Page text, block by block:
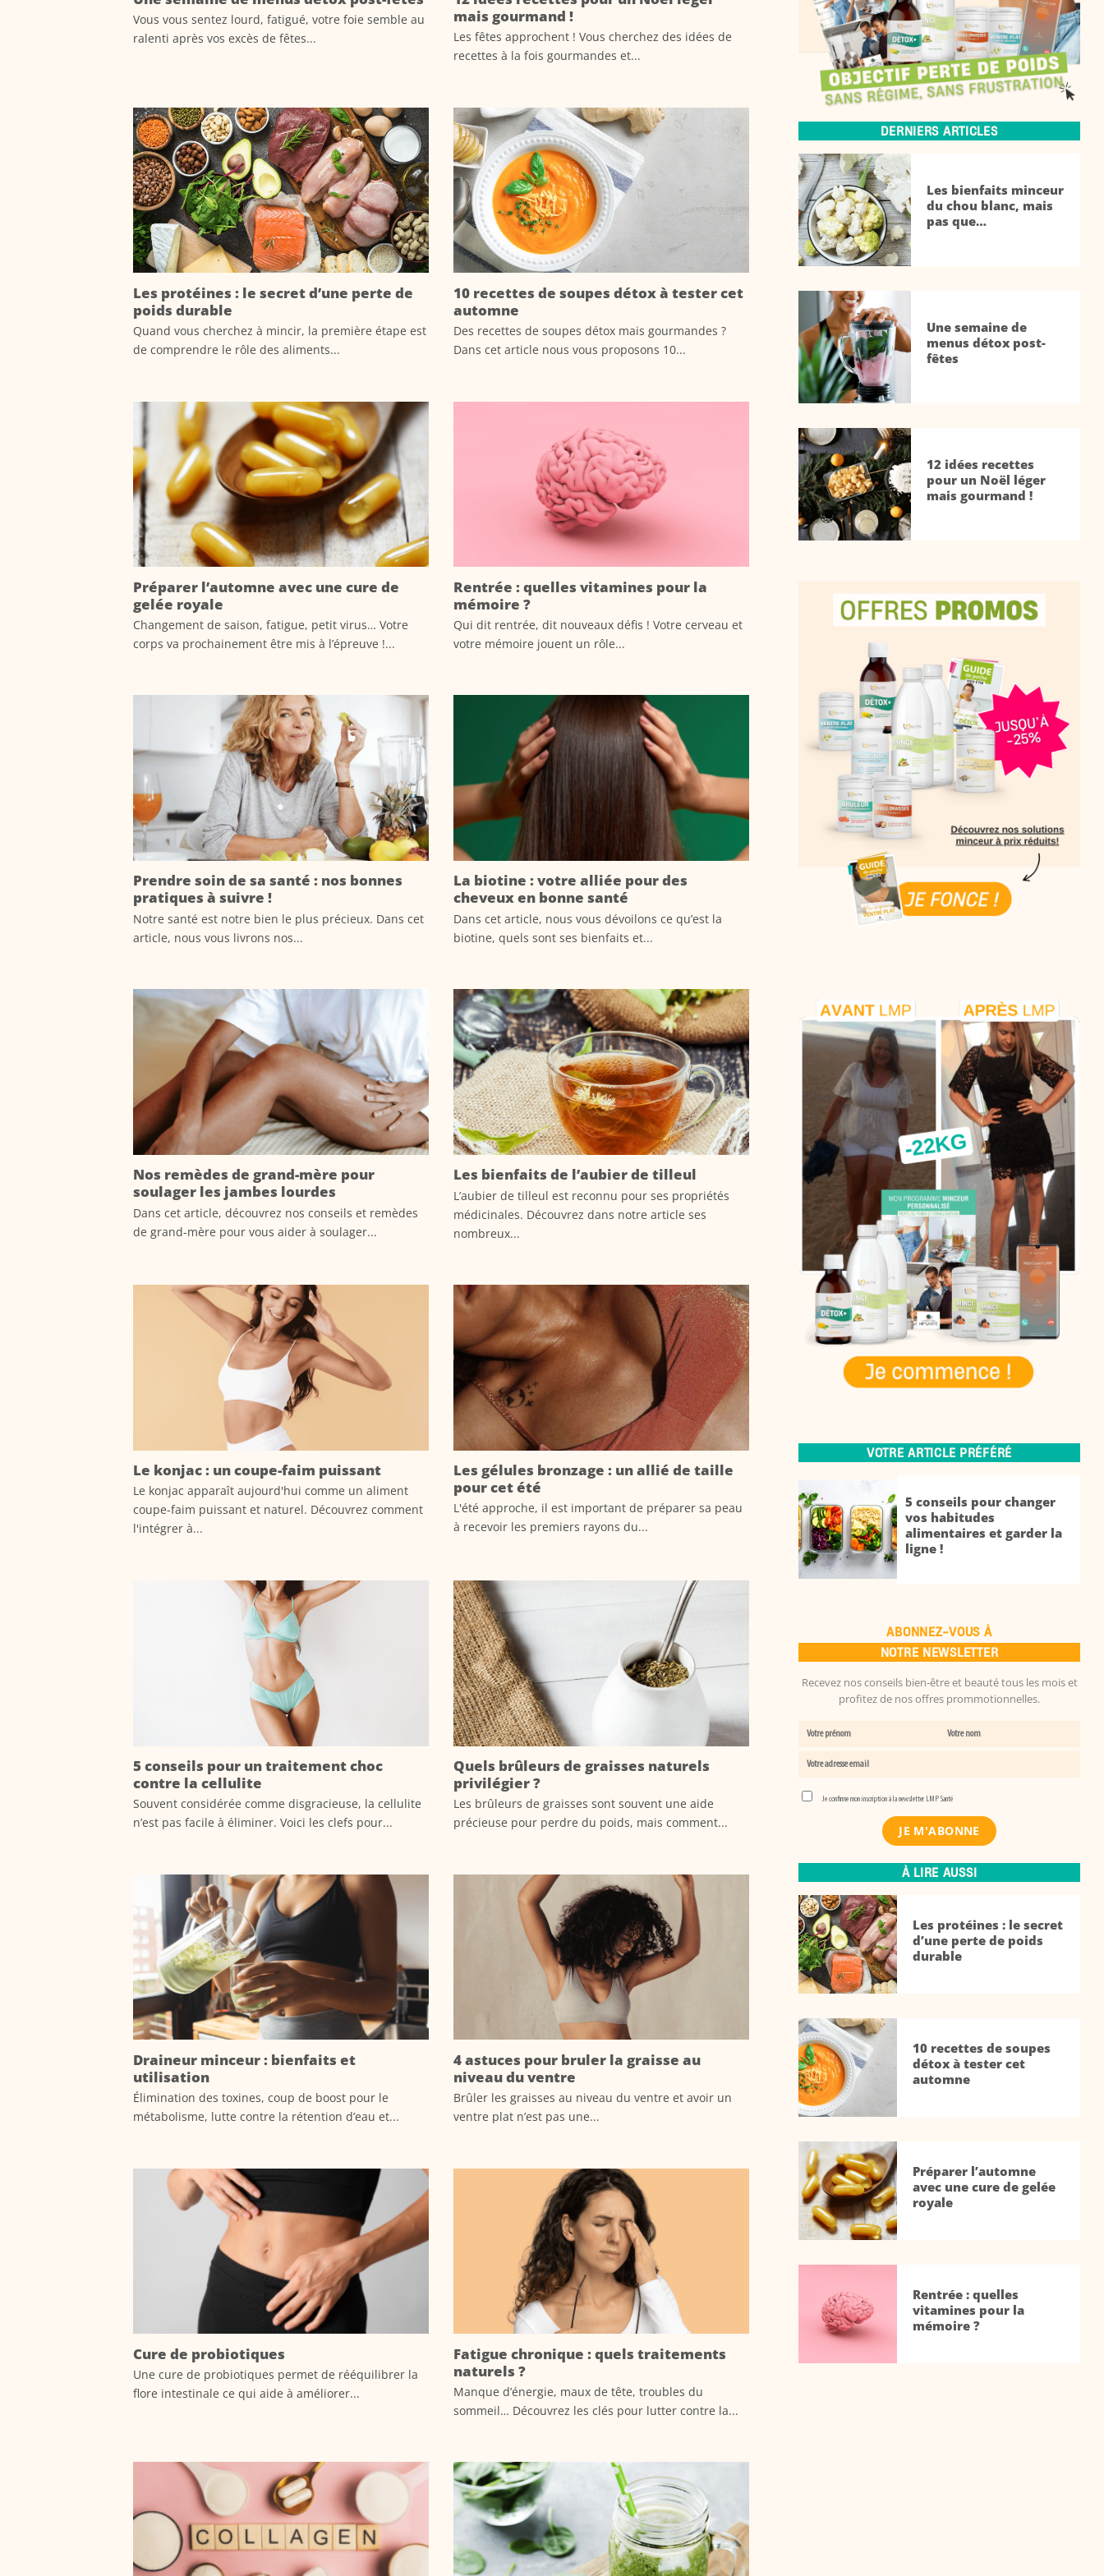
Vous vous sentez lourd, fatigué, votre foie semble au
ralenti après vos excès de fêtes...
mais gourmand !
Les fêtes approchent ! Vous cherchez des idées de
recettes à la fois gourmandes et...
Les protéines : le secret d’une perte de
poids durable
Quand vous cherchez à mincir, la première étape est
de comprendre le rôle des aliments...
10 recettes de soupes détox à tester cet
automne
Des recettes de soupes détox mais gourmandes ?
Dans cet article nous vous proposons 10...
Préparer l’automne avec une cure de
gelée royale
Changement de saison, fatigue, petit virus… Votre
corps va prochainement être mis à l’épreuve !...
Rentrée : quelles vitamines pour la
mémoire ?
Qui dit rentrée, dit nouveaux défis ! Votre cerveau et
votre mémoire jouent un rôle...
Prendre soin de sa santé : nos bonnes
pratiques à suivre !
Notre santé est notre bien le plus précieux. Dans cet
article, nous vous livrons nos...
La biotine : votre alliée pour des
cheveux en bonne santé
Dans cet article, nous vous dévoilons ce qu’est la
biotine, quels sont ses bienfaits et...
Nos remèdes de grand-mère pour
soulager les jambes lourdes
Dans cet article, découvrez nos conseils et remèdes
de grand-mère pour vous aider à soulager...
Les bienfaits de l’aubier de tilleul
L’aubier de tilleul est reconnu pour ses propriétés
médicinales. Découvrez dans notre article ses
nombreux...
Le konjac : un coupe-faim puissant
Le konjac apparaît aujourd'hui comme un aliment
coupe-faim puissant et naturel. Découvrez comment
l'intégrer à...
Les gélules bronzage : un allié de taille
pour cet été
L'été approche, il est important de préparer sa peau
à recevoir les premiers rayons du...
5 conseils pour un traitement choc
contre la cellulite
Souvent considérée comme disgracieuse, la cellulite
n’est pas facile à éliminer. Voici les clefs pour...
Quels brûleurs de graisses naturels
privilégier ?
Les brûleurs de graisses sont souvent une aide
précieuse pour perdre du poids, mais comment...
Draineur minceur : bienfaits et
utilisation
Élimination des toxines, coup de boost pour le
métabolisme, lutte contre la rétention d’eau et...
4 astuces pour bruler la graisse au
niveau du ventre
Brûler les graisses au niveau du ventre et avoir un
ventre plat n’est pas une...
Cure de probiotiques
Une cure de probiotiques permet de rééquilibrer la
flore intestinale ce qui aide à améliorer...
Fatigue chronique : quels traitements
naturels ?
Manque d’énergie, maux de tête, troubles du
sommeil… Découvrez les clés pour lutter contre la...
DERNIERS ARTICLES
Les bienfaits minceur
du chou blanc, mais
pas que…
Une semaine de
menus détox post-
fêtes
12 idées recettes
pour un Noël léger
mais gourmand !
VOTRE ARTICLE PRÉFÉRÉ
5 conseils pour changer
vos habitudes
alimentaires et garder la
ligne !
ABONNEZ-VOUS À
NOTRE NEWSLETTER
Recevez nos conseils bien-être et beauté tous les mois et
profitez de nos offres prommotionnelles.
Je confirme mon inscription à la newsletter LMP Santé
À LIRE AUSSI
Les protéines : le secret
d’une perte de poids
durable
10 recettes de soupes
détox à tester cet
automne
Préparer l’automne
avec une cure de gelée
royale
Rentrée : quelles
vitamines pour la
mémoire ?